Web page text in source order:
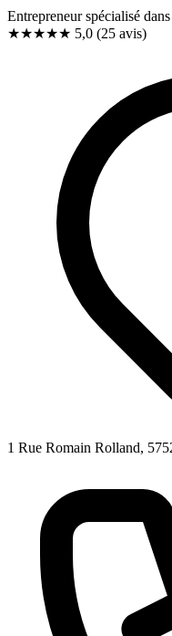
Entrepreneur spécialisé
★★★★★ 5,0 (25 avis)
1 Rue Romain Rolland,